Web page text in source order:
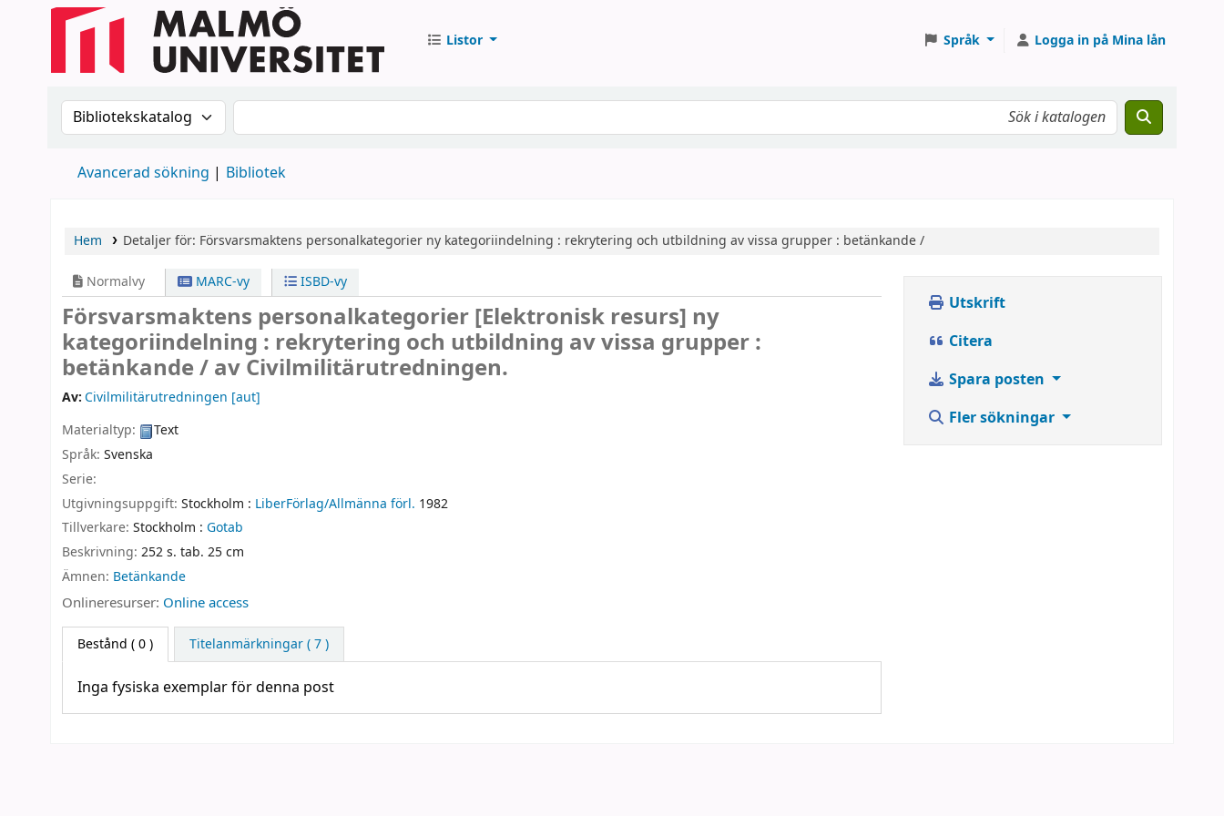
Listor Språk Logga in på Mina lån
Sök i katalogen efter:Sök i katalogen
Avancerad sökning Bibliotek
Hem Detaljer för: Försvarsmaktens personalkategorier ny kategoriindelning : rekrytering och utbildning av vissa grupper : betänkande /
Normalvy MARC-vy ISBD-vy
Försvarsmaktens personalkategorier[Elektronisk resurs] ny
kategoriindelning : rekrytering och utbildning av vissa grupper :
betänkande /av Civilmilitärutredningen.
Av:Civilmilitärutredningen [aut]
Materialtyp:
Text
Språk: Svenska
Serie:
Utgivningsuppgift: Stockholm : LiberFörlag/Allmänna förl. 1982
Tillverkare: Stockholm : Gotab
Beskrivning: 252 s. tab. 25 cm
Ämnen: Betänkande
Onlineresurser: Online access
Bestånd ( 0 ) Titelanmärkningar ( 7 )
Inga fysiska exemplar för denna post
Utskrift
Citera
Spara posten
Fler sökningar